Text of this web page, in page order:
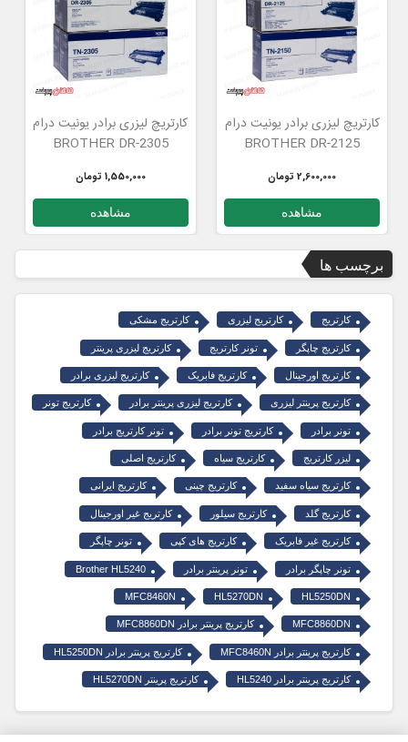
کارتریچ لیزری برادر یونیت درام
2305-BROTHER DR
1,550,000 تومان
مشاهده
BROTHER TN
1,300,000 تومان
مشاهده
برچسب ها
کارتریج کارتریج لیزری کارتریج مشکی
کارتریج چاپگر تونر کارتریج کارتریج لیزری پرینتر
کارتریج اورجینال کارتریج فابریک کارتریج لیزری برادر
کارتریج پرینتر لیزری کارتریج لیزری پرینتر برادر کارتریج تونر
تونر برادر کارتریج تونر برادر تونر کارتریج برادر
لیزر کارتریج کارتریج سیاه کارتریج اصلی
کارتریج سیاه سفید کارتریج چینی کارتریج ایرانی
کارتریج گلد کارتریج سیلور کارتریج غیر اورجینال
کارتریج غیر فابریک کارتریج های کپی تونر چاپگر
تونر چاپگر برادر تونر پرینتر برادر Brother HL5240
HL5250DN
HL5270DN
MFC8460N
MFC8860DN کارتریج پرینتر برادر MFC8860DN
کارتریج پرینتر برادر MFC8460N کارتریج پرینتر برادر HL5250DN
کارتریج پرینتر برادر HL5240 کارتریج پرینتر HL5270DN